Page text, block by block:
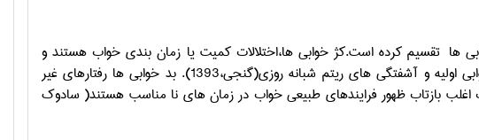
ها تقسیم کرده است.کژ خوابی ها،اختلالات کمیت یا زمان بندی خواب هستند و
شامل بی خوابی و پر خوابی هستند.انواع بی خوابی ها عبارتند از بی خوابی اولیه و آشفتگی های ریتم شبانه روزی(گنجی،1393). بد خوابی ها رفتارهای غیر
اغلب بازتاب ظهور فرایندهای طبیعی خواب در زمان های نا مناسب هستند( سادوک